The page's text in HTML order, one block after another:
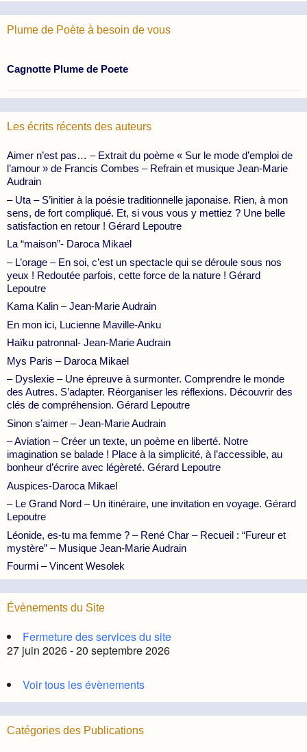
Plume de Poète à besoin de vous
Cagnotte Plume de Poete
Les écrits récents des auteurs
Aimer n’est pas… – Extrait du poème « Sur le mode d’emploi de
l’amour » de Francis Combes – Refrain et musique Jean-Marie
Audrain
– Uta – S’initier à la poésie traditionnelle japonaise. Rien, à mon
sens, de fort compliqué. Et, si vous vous y mettiez ? Une belle
satisfaction en retour ! Gérard Lepoutre
La “maison”- Daroca Mikael
– L’orage – En soi, c’est un spectacle qui se déroule sous nos
yeux ! Redoutée parfois, cette force de la nature ! Gérard
Lepoutre
Kama Kalin – Jean-Marie Audrain
En mon ici, Lucienne Maville-Anku
Haïku patronnal- Jean-Marie Audrain
Mys Paris – Daroca Mikael
– Dyslexie – Une épreuve à surmonter. Comprendre le monde
des Autres. S’adapter. Réorganiser les réflexions. Découvrir des
clés de compréhension. Gérard Lepoutre
Sinon s’aimer – Jean-Marie Audrain
– Aviation – Créer un texte, un poème en liberté. Notre
imagination se balade ! Place à la simplicité, à l’accessible, au
bonheur d’écrire avec légèreté. Gérard Lepoutre
Auspices-Daroca Mikael
– Le Grand Nord – Un itinéraire, une invitation en voyage. Gérard
Lepoutre
Léonide, es-tu ma femme ? – René Char – Recueil : “Fureur et
mystère” – Musique Jean-Marie Audrain
Fourmi – Vincent Wesolek
Évènements du Site
Fermeture des services du site
27 juin 2026 - 20 septembre 2026
Voir tous les évènements
Catégories des Publications